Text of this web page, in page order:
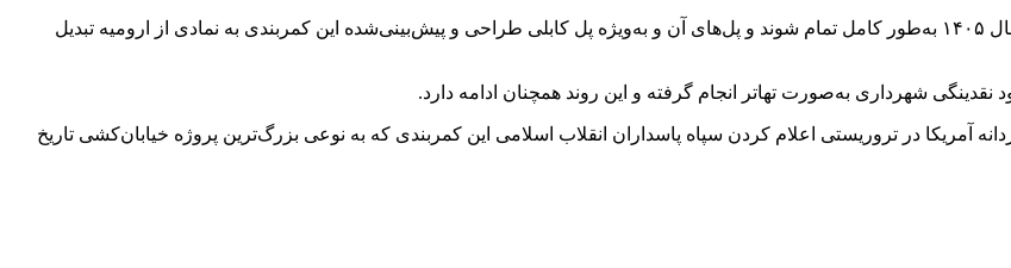
بر اساس اعلام شهرداری ارومیه کمربندی دوم این شهر و پل‌های آن باید تا سال ۱۴۰۵ به‌طور کامل تمام شوند و پل‌های آن و به‌ویژه پل کابلی طراحی و پیش‌بینی‌شده این کمربندی به نمادی از ارومیه تبدیل
شهرداری به‌صورت تهاتر انجام گرفته و این روند همچنان ادامه دارد.
آمریکا در تروریستی اعلام کردن سپاه پاسداران انقلاب اسلامی این کمربندی که به نوعی بزرگ‌ترین پروژه خیابان‌کشی تاریخ